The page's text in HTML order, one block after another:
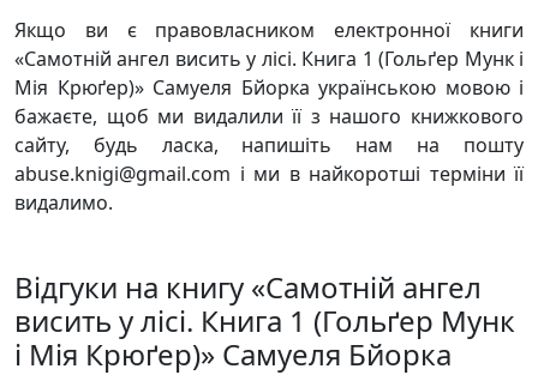
Якщо ви є правовласником електронної книги
«Самотній ангел висить у лісі. Книга 1 (Гольґер Мунк і
Мія Крюґер)» Самуеля Бйорка українською мовою і
бажаєте, щоб ми видалили її з нашого книжкового
сайту, будь ласка, напишіть нам на пошту
abuse.knigi@gmail.com і ми в найкоротші терміни її
видалимо.
Відгуки на книгу «Самотній ангел
висить у лісі. Книга 1 (Гольґер Мунк
і Мія Крюґер)» Самуеля Бйорка